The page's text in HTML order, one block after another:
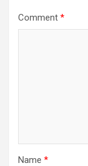
Comment *
Name *